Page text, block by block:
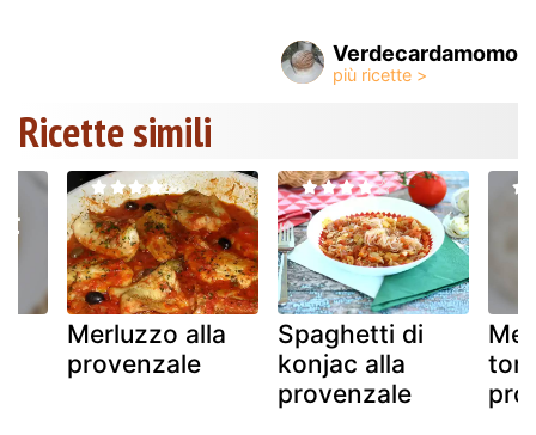
Verdecardamomo
Ricette simili
Merluzzo alla
provenzale
Spaghetti di
konjac alla
provenzale